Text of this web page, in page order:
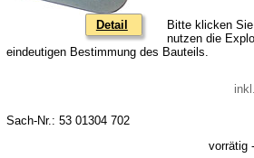
Detail
Bitte klicken
nutzen die
eindeutigen Bestimmung des Bauteils.
Sach-Nr.: 53 01304 702
vorrätig